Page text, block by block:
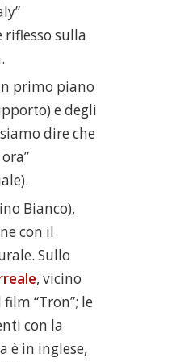
riflesso sulla
primo piano
e degli
dire che
Bianco),
con il
Sullo
, vicino
“Tron”; le
con la
è in inglese,